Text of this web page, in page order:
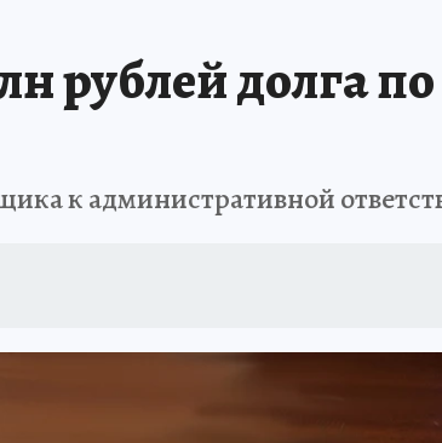
рублей долга
к административной